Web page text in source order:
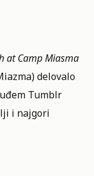
at Camp Miasma
delovalo
Tumblr
i najgori